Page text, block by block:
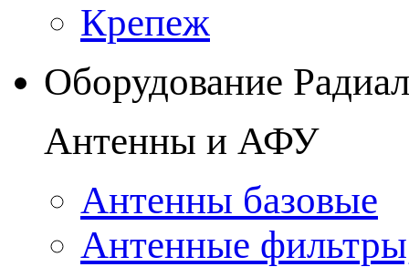
Крепеж
Оборудование Радиал
Антенны и АФУ
Антенны базовые
Антенные